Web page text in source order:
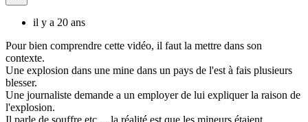
il y a 20 ans
Pour bien comprendre cette vidéo, il faut la mettre dans son
contexte.
Une explosion dans une mine dans un pays de l'est à fais plusieurs
blesser.
Une journaliste demande a un employer de lui expliquer la raison de
l'explosion.
Il parle de souffre etc ... la réalité est que les mineurs étaient